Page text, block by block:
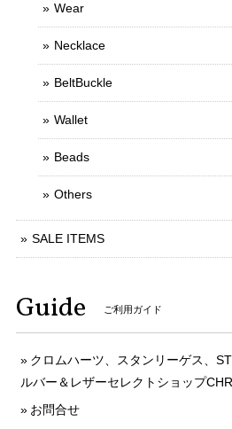
Wear
Necklace
BeltBuckle
Wallet
Beads
Others
SALE ITEMS
Guide ご利用ガイド
クロムハーツ、スタンリーゲス、
ルバー＆レザーセレクトショップ
お問合せ